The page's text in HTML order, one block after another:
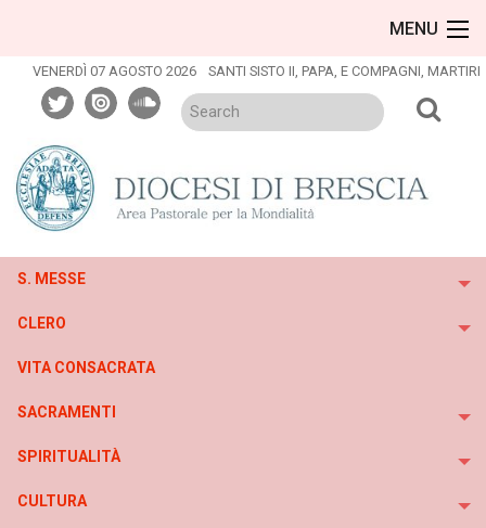
content
MENU
VENERDÌ 07 AGOSTO 2026 SANTI SISTO II, PAPA, E COMPAGNI, MARTIRI
twitterissuusoundcloud
S. MESSE
CLERO
VITA CONSACRATA
SACRAMENTI
SPIRITUALITÀ
CULTURA